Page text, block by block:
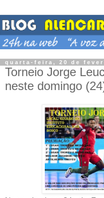
quarta-feira, 20 de
Torneio Jorge
neste domingo